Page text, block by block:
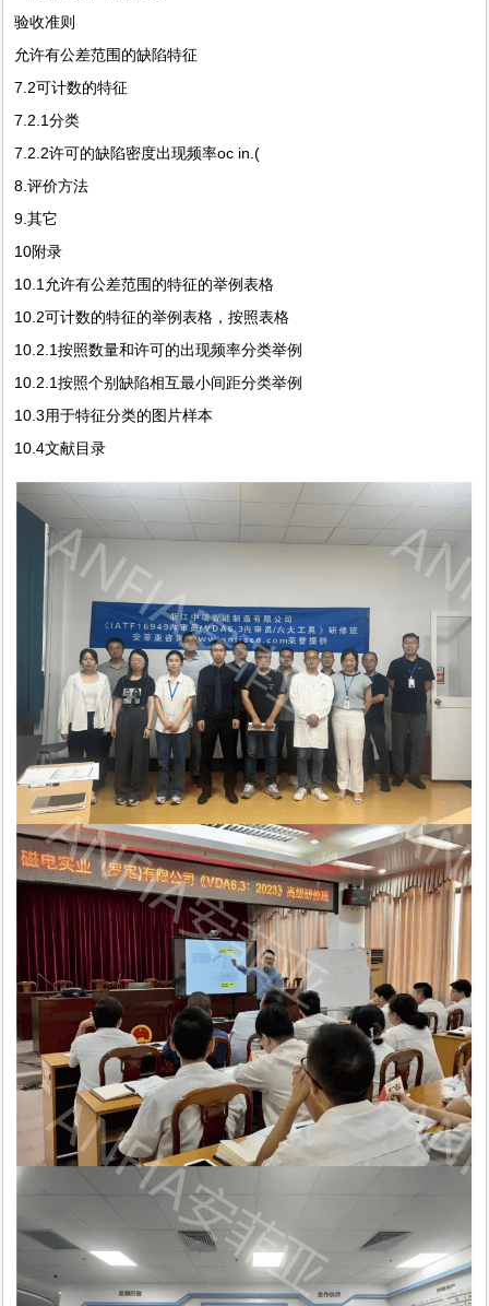
验收准则
允许有公差范围的缺陷特征
7.2可计数的特征
7.2.1分类
7.2.2许可的缺陷密度出现频率oc in.(
8.评价方法
9.其它
10附录
10.1允许有公差范围的特征的举例表格
10.2可计数的特征的举例表格，按照表格
10.2.1按照数量和许可的出现频率分类举例
10.2.1按照个别缺陷相互最小间距分类举例
10.3用于特征分类的图片样本
10.4文献目录